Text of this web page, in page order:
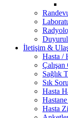
İletişim &
Hasta /
Sağlık
Sık
Hasta
Hasta